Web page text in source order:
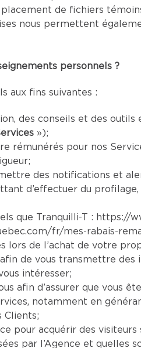
de fichiers
nous permettent
personnels ?
aux fins suivantes :
des conseils et des
»);
rémunérés pour nos
des notifications et
d’effectuer du
que Tranquilli-T : https://
fr/mes-rabais-
lors de l’achat de votre
de vous transmettre
intéresser;
afin d’assurer que vous
notamment en
Clients;
pour acquérir des
par l’Agence et quelles